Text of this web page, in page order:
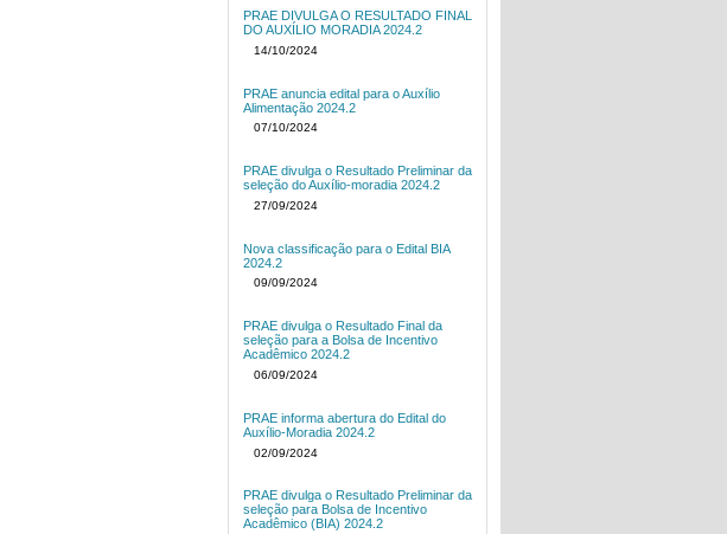
PRAE DIVULGA O RESULTADO FINAL
DO AUXÍLIO MORADIA 2024.2
14/10/2024
PRAE anuncia edital para o Auxílio
Alimentação 2024.2
07/10/2024
PRAE divulga o Resultado Preliminar da
seleção do Auxílio-moradia 2024.2
27/09/2024
Nova classificação para o Edital BIA
2024.2
09/09/2024
PRAE divulga o Resultado Final da
seleção para a Bolsa de Incentivo
Acadêmico 2024.2
06/09/2024
PRAE informa abertura do Edital do
Auxílio-Moradia 2024.2
02/09/2024
PRAE divulga o Resultado Preliminar da
seleção para Bolsa de Incentivo
Acadêmico (BIA) 2024.2